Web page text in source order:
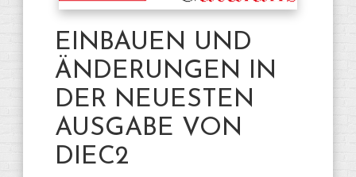
EINBAUEN UND
ÄNDERUNGEN IN
DER NEUESTEN
AUSGABE VON
DIEC2